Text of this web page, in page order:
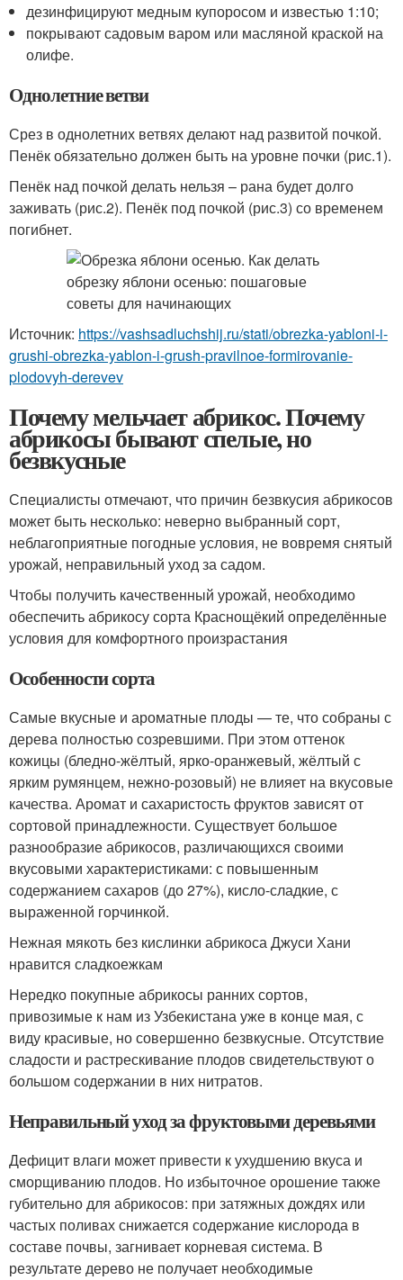
дезинфицируют медным купоросом и известью 1:10;
покрывают садовым варом или масляной краской на
олифе.
Однолетние ветви
Срез в однолетних ветвях делают над развитой почкой.
Пенёк обязательно должен быть на уровне почки (рис.1).
Пенёк над почкой делать нельзя – рана будет долго
заживать (рис.2). Пенёк под почкой (рис.3) со временем
погибнет.
Источник: https://vashsadluchshij.ru/stati/obrezka-yabloni-i-
grushi-obrezka-yablon-i-grush-pravilnoe-formirovanie-
plodovyh-derevev
Почему мельчает абрикос. Почему
абрикосы бывают спелые, но
безвкусные
Специалисты отмечают, что причин безвкусия абрикосов
может быть несколько: неверно выбранный сорт,
неблагоприятные погодные условия, не вовремя снятый
урожай, неправильный уход за садом.
Чтобы получить качественный урожай, необходимо
обеспечить абрикосу сорта Краснощёкий определённые
условия для комфортного произрастания
Особенности сорта
Самые вкусные и ароматные плоды — те, что собраны с
дерева полностью созревшими. При этом оттенок
кожицы (бледно-жёлтый, ярко-оранжевый, жёлтый с
ярким румянцем, нежно-розовый) не влияет на вкусовые
качества. Аромат и сахаристость фруктов зависят от
сортовой принадлежности. Существует большое
разнообразие абрикосов, различающихся своими
вкусовыми характеристиками: с повышенным
содержанием сахаров (до 27%), кисло-сладкие, с
выраженной горчинкой.
Нежная мякоть без кислинки абрикоса Джуси Хани
нравится сладкоежкам
Нередко покупные абрикосы ранних сортов,
привозимые к нам из Узбекистана уже в конце мая, с
виду красивые, но совершенно безвкусные. Отсутствие
сладости и растрескивание плодов свидетельствуют о
большом содержании в них нитратов.
Неправильный уход за фруктовыми деревьями
Дефицит влаги может привести к ухудшению вкуса и
сморщиванию плодов. Но избыточное орошение также
губительно для абрикосов: при затяжных дождях или
частых поливах снижается содержание кислорода в
составе почвы, загнивает корневая система. В
результате дерево не получает необходимые